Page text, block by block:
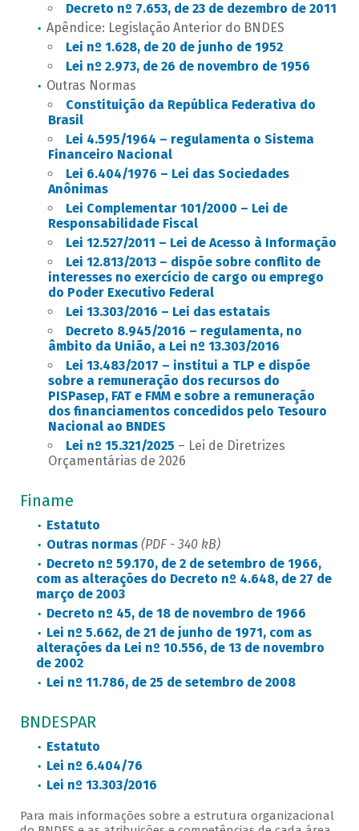
Decreto nº 7.653, de 23 de dezembro de 2011
Apêndice: Legislação Anterior do BNDES
Lei nº 1.628, de 20 de junho de 1952
Lei nº 2.973, de 26 de novembro de 1956
Outras Normas
Constituição da República Federativa do
Brasil
Lei 4.595/1964 – regulamenta o Sistema
Financeiro Nacional
Lei 6.404/1976 – Lei das Sociedades
Anônimas
Lei Complementar 101/2000 – Lei de
Responsabilidade Fiscal
Lei 12.527/2011 – Lei de Acesso à Informação
Lei 12.813/2013 – dispõe sobre conflito de
interesses no exercício de cargo ou emprego
do Poder Executivo Federal
Lei 13.303/2016 – Lei das estatais
Decreto 8.945/2016 – regulamenta, no
âmbito da União, a Lei nº 13.303/2016
Lei 13.483/2017 – institui a TLP e dispõe
sobre a remuneração dos recursos do
PISPasep, FAT e FMM e sobre a remuneração
dos financiamentos concedidos pelo Tesouro
Nacional ao BNDES
Lei nº 15.321/2025 – Lei de Diretrizes
Orçamentárias de 2026
Finame
Estatuto
Outras normas(PDF - 340 kB)
Decreto nº 59.170, de 2 de setembro de 1966,
com as alterações do Decreto nº 4.648, de 27 de
março de 2003
Decreto nº 45, de 18 de novembro de 1966
Lei nº 5.662, de 21 de junho de 1971, com as
alterações da Lei nº 10.556, de 13 de novembro
de 2002
Lei nº 11.786, de 25 de setembro de 2008
BNDESPAR
Estatuto
Lei nº 6.404/76
Lei nº 13.303/2016
Para mais informações sobre a estrutura organizacional